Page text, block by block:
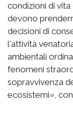
condizioni di vita
devono
decisioni di
l'attività
ambientali
fenomeni
sopravvivenza
ecosistemi»,